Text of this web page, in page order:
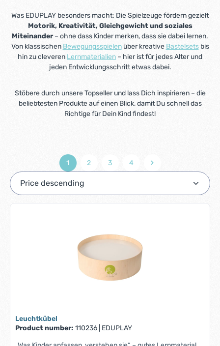
Was EDUPLAY besonders macht: Die Spielzeuge fördern gezielt
Motorik, Kreativität, Gleichgewicht und soziales
Miteinander– ohne dass Kinder merken, dass sie dabei lernen.
Von klassischen Bewegungsspielenüber kreative Bastelsetsbis
hin zu cleveren Lernmaterialien – hier ist für jedes Alter und
jeden Entwicklungsschritt etwas dabei.
Stöbere durch unsere Topseller und lass Dich inspirieren – die
beliebtesten Produkte auf einen Blick, damit Du schnell das
Richtige für Dein Kind findest!
Page
1
Page
2
Page
3
Page
4
Leuchtkübel
Product number: 110236 EDUPLAY